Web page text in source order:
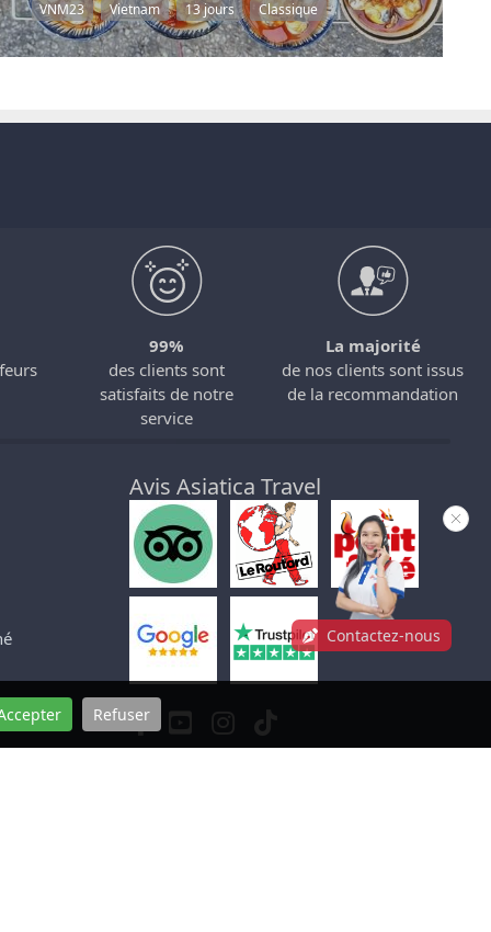
VNM23 Vietnam 13 jours Classique
99%
des clients sont
satisfaits de notre
service
La majorité
de nos clients sont issus
de la recommandation
Avis Asiatica Travel
Contactez-nous
Refuser